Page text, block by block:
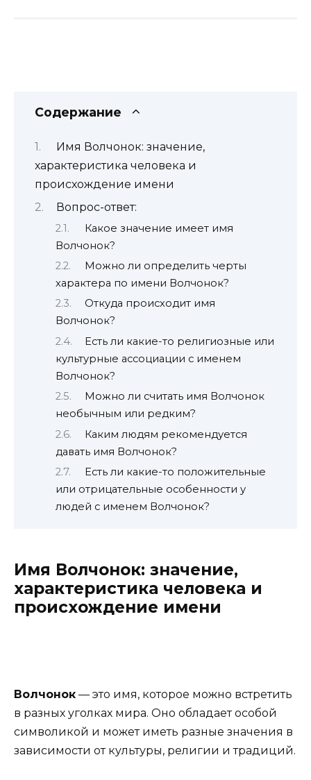
Содержание
Имя Волчонок: значение,
характеристика человека и
происхождение имени
Вопрос-ответ:
Какое значение имеет имя
Волчонок?
Можно ли определить черты
характера по имени Волчонок?
Откуда происходит имя
Волчонок?
Есть ли какие-то религиозные или
культурные ассоциации с именем
Волчонок?
Можно ли считать имя Волчонок
необычным или редким?
Каким людям рекомендуется
давать имя Волчонок?
Есть ли какие-то положительные
или отрицательные особенности у
людей с именем Волчонок?
Имя Волчонок: значение,
характеристика человека и
происхождение имени
Волчонок — это имя, которое можно встретить
в разных уголках мира. Оно обладает особой
символикой и может иметь разные значения в
зависимости от культуры, религии и традиций.